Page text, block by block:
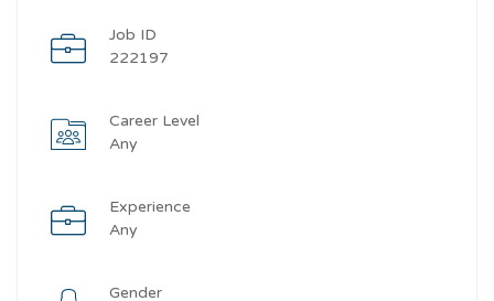
Job ID
222197
Career Level
Any
Experience
Any
Gender